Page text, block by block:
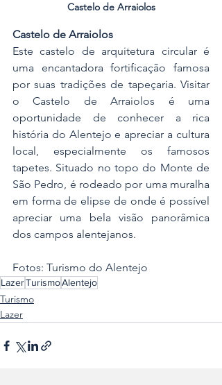
Castelo de Arraiolos
Castelo de Arraiolos
Este castelo de arquitetura circular é
uma encantadora fortificação famosa
por suas tradições de tapeçaria. Visitar
o Castelo de Arraiolos é uma
oportunidade de conhecer a rica
história do Alentejo e apreciar a cultura
local, especialmente os famosos
tapetes. Situado no topo do Monte de
São Pedro, é rodeado por uma muralha
em forma de elipse de onde é possível
apreciar uma bela visão panorâmica
dos campos alentejanos.
Fotos: Turismo do Alentejo
LazerTurismoAlentejo
Turismo
Lazer